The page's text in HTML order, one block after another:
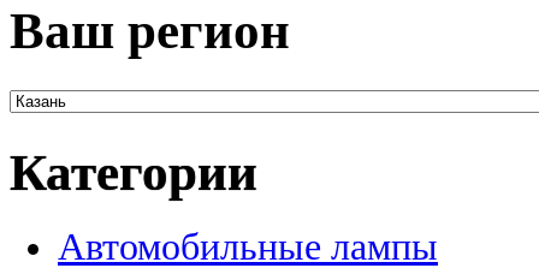
Ваш регион
Категории
Автомобильные лампы